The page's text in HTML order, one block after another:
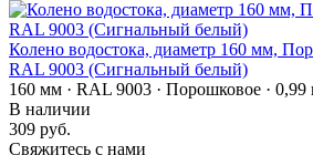
Колено водостока, диаметр 160 мм,
RAL 9003 (Сигнальный белый)
160 мм · RAL 9003 · Порошковое · 0,99
В наличии
309 руб.
Свяжитесь с нами